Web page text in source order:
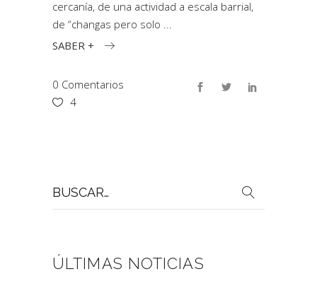
cercanía, de una actividad a escala barrial,
de “changas pero solo
SABER +
0 Comentarios
4
por:
ÚLTIMAS NOTICIAS